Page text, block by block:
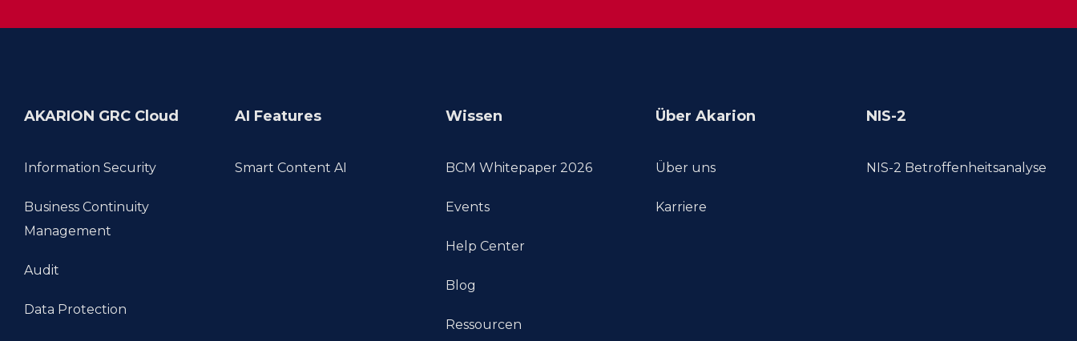
AKARION GRC Cloud
Information Security
Business Continuity
Management
Audit
Data Protection
AI Features
Smart Content AI
Wissen
BCM Whitepaper 2026
Events
Help Center
Blog
Ressourcen
Über Akarion
Über uns
Karriere
NIS-2
NIS-2 Betroffenheitsanalyse